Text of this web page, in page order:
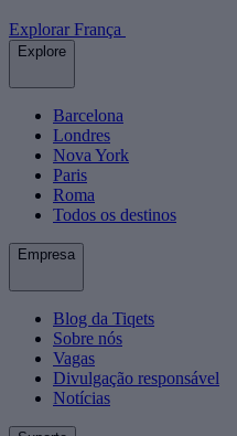
Explorar França
Explore
Barcelona
Londres
Nova York
Paris
Roma
Todos os destinos
Empresa
Blog da Tiqets
Sobre nós
Vagas
Divulgação responsável
Notícias